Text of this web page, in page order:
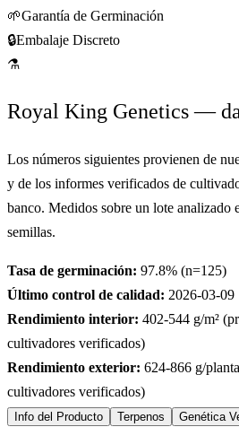
🌱Garantía de Germinación
🔒Embalaje Discreto
⚗
Royal King Genetics —
Los números siguientes provienen de
y de los informes verificados de
banco. Medidos sobre un lote analizado
semillas.
Tasa de germinación: 97.8% (n=125)
Último control de calidad: 2026-03-09
Rendimiento interior: 402-544 g/m²
cultivadores verificados)
Rendimiento exterior: 624-866 g/
cultivadores verificados)
Info del Producto Terpenos Genética